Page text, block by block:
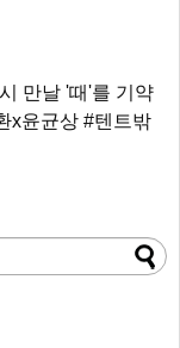
만날 '때'를 기약
x윤균상 #텐트밖